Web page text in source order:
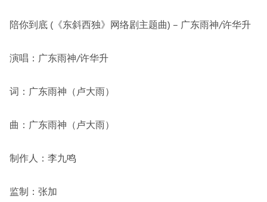
陪你到底 (《东斜西独》网络剧主题曲) – 广东雨神/许华升
演唱：广东雨神/许华升
词：广东雨神（卢大雨）
曲：广东雨神（卢大雨）
制作人：李九鸣
监制：张加